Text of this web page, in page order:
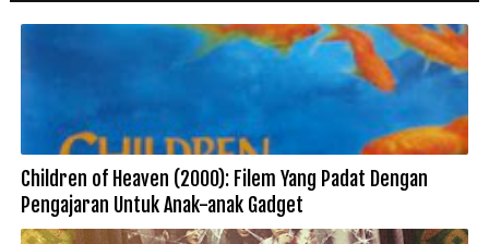
Children of Heaven (2000): Filem Yang Padat Dengan
Pengajaran Untuk Anak-anak Gadget